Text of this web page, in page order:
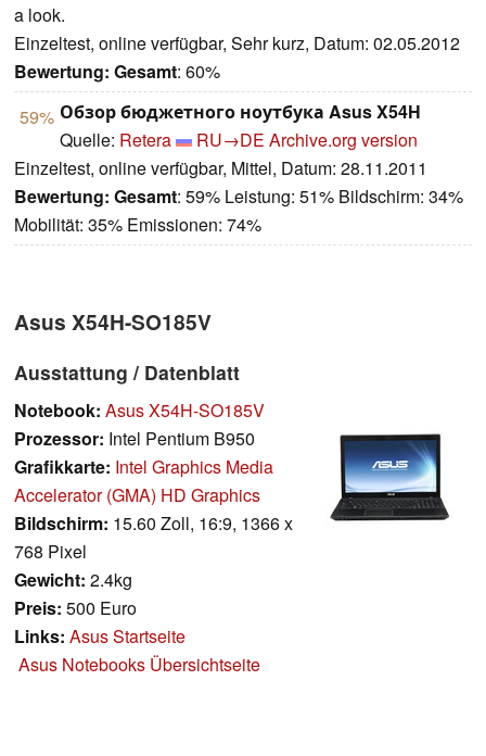
a look.
Einzeltest, online verfügbar, Sehr kurz, Datum: 02.05.2012
Bewertung: Gesamt: 60%
59% Обзор бюджетного ноутбука Asus X54H
Quelle: Retera RU→DE Archive.org version
Einzeltest, online verfügbar, Mittel, Datum: 28.11.2011
Bewertung: Gesamt: 59% Leistung: 51% Bildschirm: 34%
Mobilität: 35% Emissionen: 74%
Asus X54H-SO185V
Ausstattung / Datenblatt
Notebook: Asus X54H-SO185V
Prozessor: Intel Pentium B950
Grafikkarte: Intel Graphics Media
Accelerator (GMA) HD Graphics
Bildschirm: 15.60 Zoll, 16:9, 1366 x
768 Pixel
Gewicht: 2.4kg
Preis: 500 Euro
Links: Asus Startseite
Asus Notebooks Übersichtseite